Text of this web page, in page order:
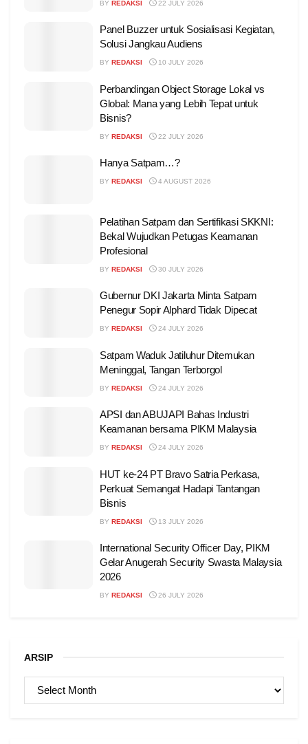
BY REDAKSI 22 JULY 2026
Panel Buzzer untuk Sosialisasi Kegiatan,
Solusi Jangkau Audiens
BY REDAKSI 10 JULY 2026
Perbandingan Object Storage Lokal vs
Global: Mana yang Lebih Tepat untuk
Bisnis?
BY REDAKSI 22 JULY 2026
Hanya Satpam…?
BY REDAKSI 4 AUGUST 2026
Pelatihan Satpam dan Sertifikasi SKKNI:
Bekal Wujudkan Petugas Keamanan
Profesional
BY REDAKSI 30 JULY 2026
Gubernur DKI Jakarta Minta Satpam
Penegur Sopir Alphard Tidak Dipecat
BY REDAKSI 24 JULY 2026
Satpam Waduk Jatiluhur Ditemukan
Meninggal, Tangan Terborgol
BY REDAKSI 24 JULY 2026
APSI dan ABUJAPI Bahas Industri
Keamanan bersama PIKM Malaysia
BY REDAKSI 24 JULY 2026
HUT ke-24 PT Bravo Satria Perkasa,
Perkuat Semangat Hadapi Tantangan
Bisnis
BY REDAKSI 13 JULY 2026
International Security Officer Day, PIKM
Gelar Anugerah Security Swasta Malaysia
2026
BY REDAKSI 26 JULY 2026
ARSIP
ARSIP